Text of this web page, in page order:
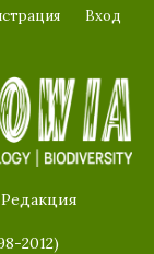
Редакция
2012)
Вход